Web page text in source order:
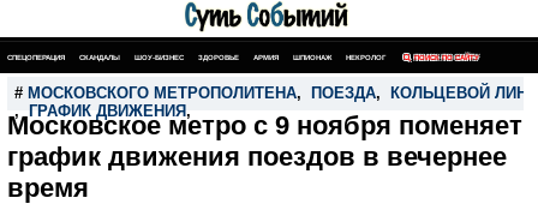
СПЕЦОПЕРАЦИЯ СКАНДАЛЫ ШОУ-БИЗНЕС ЗДОРОВЬЕ АРМИЯ ШПИОНАЖ НЕКРОЛОГ ПОИСК ПО САЙТУ
# МОСКОВСКОГО МЕТРОПОЛИТЕНА, ПОЕЗДА,
КОЛЬЦЕВОЙ
,
ГРАФИК ДВИЖЕНИЯ,
Московское метро с 9 ноября поменяет
график движения поездов в вечернее
время